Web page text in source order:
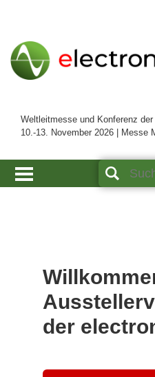
Weltleitmesse und Konferenz
10.-13. November 2026 | Messe
der